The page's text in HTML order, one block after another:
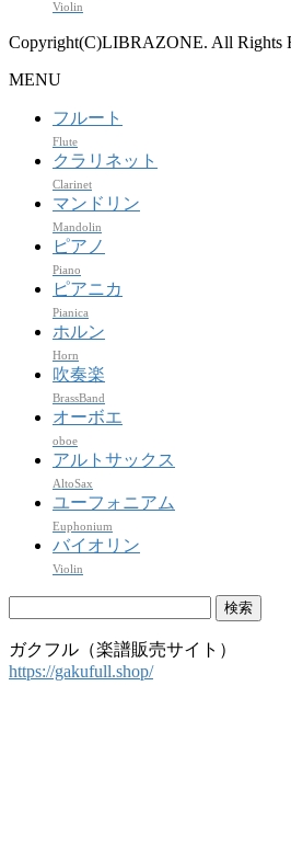
Violin
Copyright(C)LIBRAZONE. All Rights
MENU
フルート
Flute
クラリネット
Clarinet
マンドリン
Mandolin
ピアノ
Piano
ピアニカ
Pianica
ホルン
Horn
吹奏楽
BrassBand
オーボエ
oboe
アルトサックス
AltoSax
ユーフォニアム
Euphonium
バイオリン
Violin
ガクフル（楽譜販売サイト）
https://gakufull.shop/